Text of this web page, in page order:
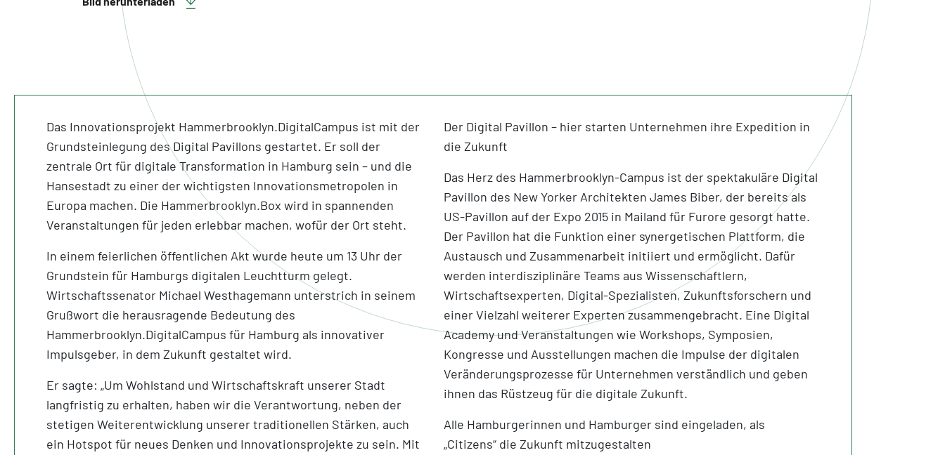
Das Innovationsprojekt Hammerbrooklyn.DigitalCampus ist mit der
Grundsteinlegung des Digital Pavillons gestartet. Er soll der
zentrale Ort für digitale Transformation in Hamburg sein – und die
Hansestadt zu einer der wichtigsten Innovationsmetropolen in
Europa machen. Die Hammerbrooklyn.Box wird in spannenden
Veranstaltungen für jeden erlebbar machen, wofür der Ort steht.
In einem feierlichen öffentlichen Akt wurde heute um 13 Uhr der
Grundstein für Hamburgs digitalen Leuchtturm gelegt.
Wirtschaftssenator Michael Westhagemann unterstrich in seinem
Grußwort die herausragende Bedeutung des
Hammerbrooklyn.DigitalCampus für Hamburg als innovativer
Impulsgeber, in dem Zukunft gestaltet wird.
Er sagte: „Um Wohlstand und Wirtschaftskraft unserer Stadt
langfristig zu erhalten, haben wir die Verantwortung, neben der
stetigen Weiterentwicklung unserer traditionellen Stärken, auch
ein Hotspot für neues Denken und Innovationsprojekte zu sein. Mit
Der Digital Pavillon – hier starten Unternehmen ihre Expedition in
die Zukunft
Das Herz des Hammerbrooklyn-Campus ist der spektakuläre Digital
Pavillon des New Yorker Architekten James Biber, der bereits als
US-Pavillon auf der Expo 2015 in Mailand für Furore gesorgt hatte.
Der Pavillon hat die Funktion einer synergetischen Plattform, die
Austausch und Zusammenarbeit initiiert und ermöglicht. Dafür
werden interdisziplinäre Teams aus Wissenschaftlern,
Wirtschaftsexperten, Digital-Spezialisten, Zukunftsforschern und
einer Vielzahl weiterer Experten zusammengebracht. Eine Digital
Academy und Veranstaltungen wie Workshops, Symposien,
Kongresse und Ausstellungen machen die Impulse der digitalen
Veränderungsprozesse für Unternehmen verständlich und geben
ihnen das Rüstzeug für die digitale Zukunft.
Alle Hamburgerinnen und Hamburger sind eingeladen, als
„Citizens“ die Zukunft mitzugestalten